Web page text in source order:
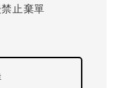
止棄單